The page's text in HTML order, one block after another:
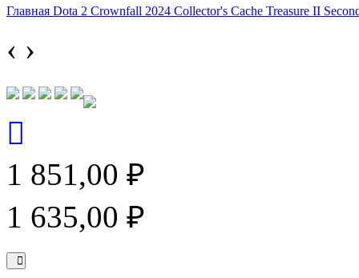
Главная Dota 2 Crownfall 2024 Collector's Cache Treasure II
‹ ›
1 851,00 ₽
1 635,00 ₽